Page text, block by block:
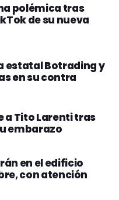
polémica tras
de su nueva
estatal Botrading y
en su contra
a Tito Larenti tras
embarazo
en el edificio
con atención